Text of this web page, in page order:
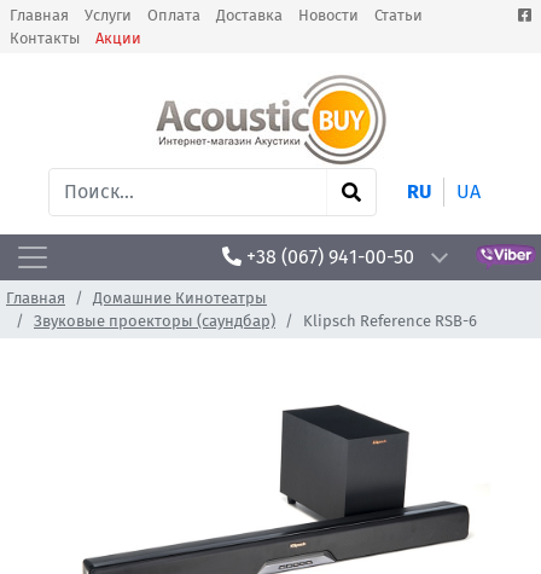
Главная Услуги Оплата Доставка Новости
Статьи
Контакты
Акции
RU UA
+38 (067) 941-00-50
Главная
Домашние Кинотеатры
Звуковые проекторы (саундбар)
Klipsch Reference RSB-6